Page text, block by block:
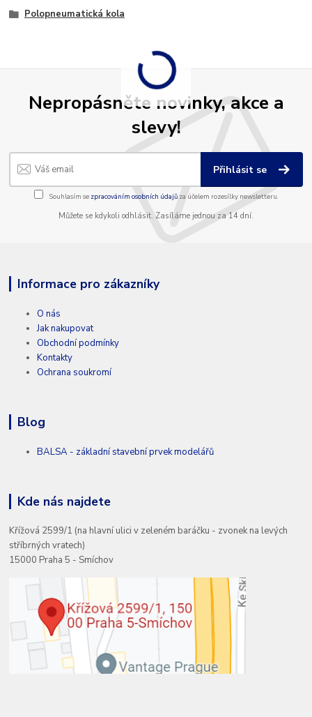
Polopneumatická kola
Nepropásněte novinky, akce a
slevy!
Přihlásit se
Souhlasím se zpracováním osobních údajůza účelem rozesílky newsletteru.
Můžete se kdykoli odhlásit. Zasíláme jednou za 14 dní.
Informace pro zákazníky
O nás
Jak nakupovat
Obchodní podmínky
Kontakty
Ochrana soukromí
Blog
BALSA - základní stavební prvek modelářů
Kde nás najdete
Křížová 2599/1 (na hlavní ulici v zeleném baráčku - zvonek na levých
stříbrných vratech)
15000 Praha 5 - Smíchov